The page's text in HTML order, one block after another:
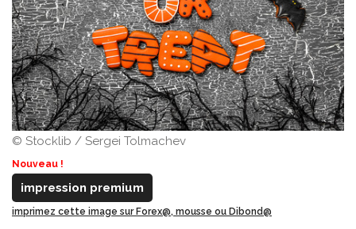
© Stocklib / Sergei Tolmachev
Nouveau !
impression premium
imprimez cette image sur Forex@, mousse ou Dibond@